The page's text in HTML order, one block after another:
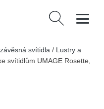
Vyhledávání
svítidla / Lustry a
svítidlům UMAGE Rosette,